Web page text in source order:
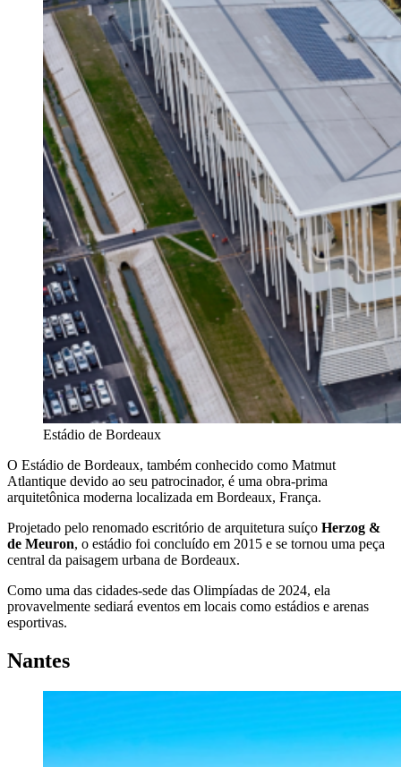
Estádio de Bordeaux
O Estádio de Bordeaux, também conhecido como Matmut
Atlantique devido ao seu patrocinador, é uma obra-prima
arquitetônica moderna localizada em Bordeaux, França.
Projetado pelo renomado escritório de arquitetura suíço Herzog &
de Meuron, o estádio foi concluído em 2015 e se tornou uma peça
central da paisagem urbana de Bordeaux.
Como uma das cidades-sede das Olimpíadas de 2024, ela
provavelmente sediará eventos em locais como estádios e arenas
esportivas.
Nantes